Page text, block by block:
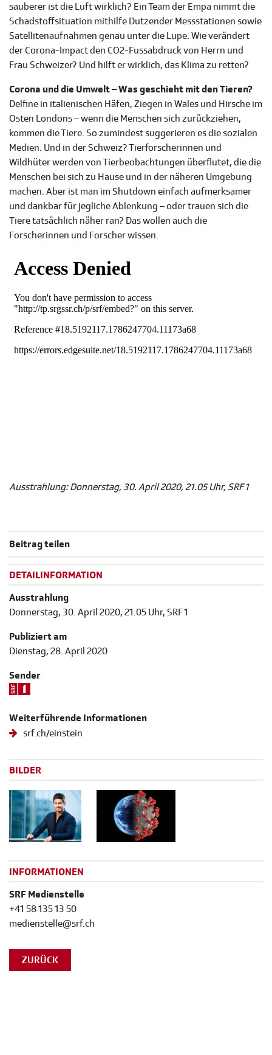
sauberer ist die Luft wirklich? Ein Team der Empa nimmt die
Schadstoffsituation mithilfe Dutzender Messstationen sowie
Satellitenaufnahmen genau unter die Lupe. Wie verändert
der Corona-Impact den CO2-Fussabdruck von Herrn und
Frau Schweizer? Und hilft er wirklich, das Klima zu retten?
Corona und die Umwelt – Was geschieht mit den Tieren?
Delfine in italienischen Häfen, Ziegen in Wales und Hirsche im
Osten Londons – wenn die Menschen sich zurückziehen,
kommen die Tiere. So zumindest suggerieren es die sozialen
Medien. Und in der Schweiz? Tierforscherinnen und
Wildhüter werden von Tierbeobachtungen überflutet, die die
Menschen bei sich zu Hause und in der näheren Umgebung
machen. Aber ist man im Shutdown einfach aufmerksamer
und dankbar für jegliche Ablenkung – oder trauen sich die
Tiere tatsächlich näher ran? Das wollen auch die
Forscherinnen und Forscher wissen.
Ausstrahlung: Donnerstag, 30. April 2020, 21.05 Uhr, SRF 1
Beitrag teilen
DETAILINFORMATION
Ausstrahlung
Donnerstag, 30. April 2020, 21.05 Uhr, SRF 1
Publiziert am
Dienstag, 28. April 2020
Sender
Weiterführende Informationen
srf.ch/einstein
BILDER
INFORMATIONEN
SRF Medienstelle
+41 58 135 13 50
medienstelle@srf.ch
ZURÜCK